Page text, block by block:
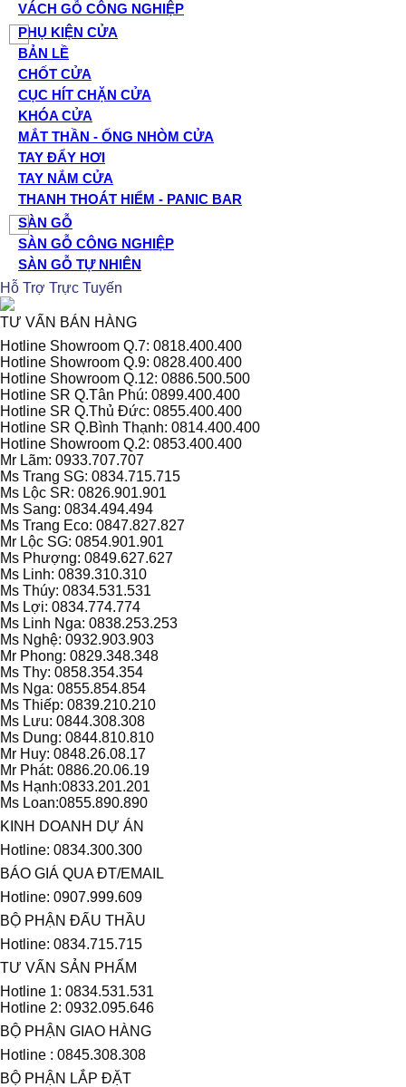
VÁCH GỖ CÔNG NGHIỆP
PHỤ KIỆN CỬA
BẢN LỀ
CHỐT CỬA
CỤC HÍT CHẶN CỬA
KHÓA CỬA
MẮT THẦN - ỐNG NHÒM CỬA
TAY ĐẨY HƠI
TAY NẮM CỬA
THANH THOÁT HIỂM - PANIC BAR
SÀN GỖ
SÀN GỖ CÔNG NGHIỆP
SÀN GỖ TỰ NHIÊN
Hỗ Trợ Trực Tuyến
TƯ VẤN BÁN HÀNG
Hotline Showroom Q.7: 0818.400.400
Hotline Showroom Q.9: 0828.400.400
Hotline Showroom Q.12: 0886.500.500
Hotline SR Q.Tân Phú: 0899.400.400
Hotline SR Q.Thủ Đức: 0855.400.400
Hotline SR Q.Bình Thạnh: 0814.400.400
Hotline Showroom Q.2: 0853.400.400
Mr Lãm: 0933.707.707
Ms Trang SG: 0834.715.715
Ms Lộc SR: 0826.901.901
Ms Sang: 0834.494.494
Ms Trang Eco: 0847.827.827
Mr Lộc SG: 0854.901.901
Ms Phượng: 0849.627.627
Ms Linh: 0839.310.310
Ms Thúy: 0834.531.531
Ms Lợi: 0834.774.774
Ms Linh Nga: 0838.253.253
Ms Nghệ: 0932.903.903
Mr Phong: 0829.348.348
Ms Thy: 0858.354.354
Ms Nga: 0855.854.854
Ms Thiếp: 0839.210.210
Ms Lưu: 0844.308.308
Ms Dung: 0844.810.810
Mr Huy: 0848.26.08.17
Mr Phát: 0886.20.06.19
Ms Hạnh:0833.201.201
Ms Loan:0855.890.890
KINH DOANH DỰ ÁN
Hotline: 0834.300.300
BÁO GIÁ QUA ĐT/EMAIL
Hotline: 0907.999.609
BỘ PHẬN ĐẤU THẦU
Hotline: 0834.715.715
TƯ VẤN SẢN PHẨM
Hotline 1: 0834.531.531
Hotline 2: 0932.095.646
BỘ PHẬN GIAO HÀNG
Hotline : 0845.308.308
BỘ PHẬN LẮP ĐẶT